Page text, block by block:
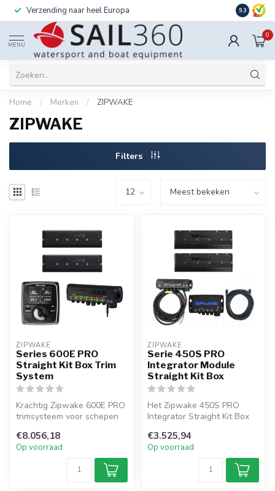
Verzending naar heel Europa Ook
9.3
MENU
0
Home / Merken / ZIPWAKE
ZIPWAKE
Filters
ZIPWAKE
Series 600E PRO
Straight Kit Box Trim
System
Krachtig Zipwake 600E PRO
trimsysteem voor schepen
sta...
€8.056,18
Op voorraad
ZIPWAKE
Serie 450S PRO
Integrator Module
Straight Kit Box
Het Zipwake 450S PRO
Integrator Straight Kit Box
voor b...
€3.525,94
Op voorraad